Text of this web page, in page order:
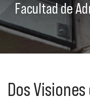
Facultad de
Dos